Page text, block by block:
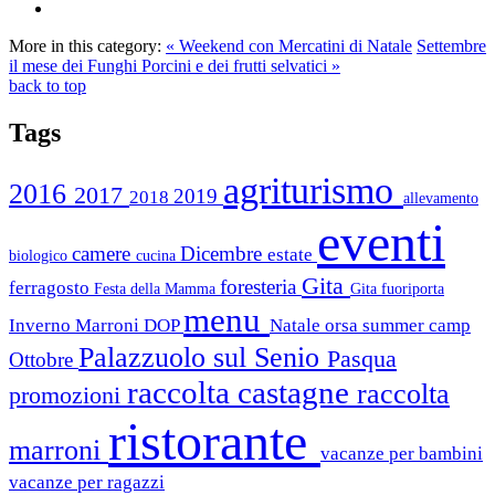
More in this category: « Weekend con Mercatini di Natale Settembre
il mese dei Funghi Porcini e dei frutti selvatici »
back to top
Tags
2016 2017 2018 2019 agriturismo allevamento
biologico camere cucina Dicembre estate eventi
ferragosto Festa della Mamma foresteria Gita Gita fuoriporta
Inverno Marroni DOPmenu Natale orsa summer camp
Ottobre Palazzuolo sul Senio Pasqua
promozioni raccolta castagne raccolta
marroni ristorante
vacanze per bambini
vacanze per ragazzi